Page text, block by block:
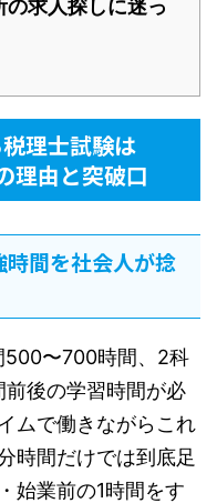
求人探しに迷っ
理士試験は
理由と突破口
間を社会人が捻
500〜700時間、2科
後の学習時間が必
ムで働きながらこれ
時間だけでは到底足
始業前の1時間をす